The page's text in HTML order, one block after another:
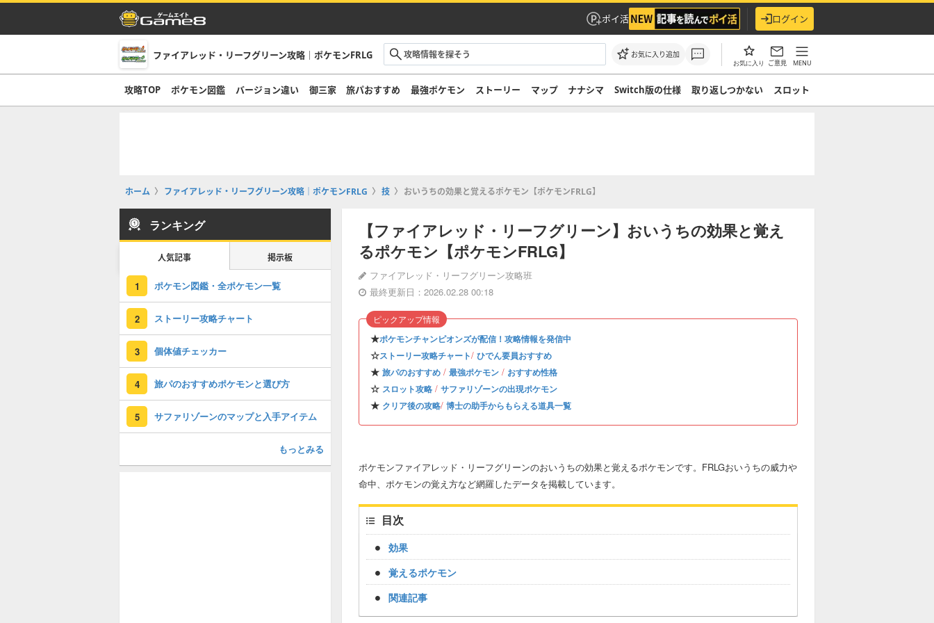
ポイ活 ログイン
ファイアレッド・リーフグリーン攻略｜ポケモンFRLG お気に入り追加
お気に入り ご意見 MENU
攻略TOP ポケモン図鑑 バージョン違い 御三家 旅パおすすめ 最強ポケモン ストーリー マップ ナナシマ Switch版の仕様 取り返しつかない スロット
ホーム ファイアレッド・リーフグリーン攻略｜ポケモンFRLG 技 おいうちの効果と覚えるポケモン【ポケモンFRLG】
【ファイアレッド・リーフグリーン】おいうちの効果と覚え
るポケモン【ポケモンFRLG】
ファイアレッド・リーフグリーン攻略班
最終更新日：2026.02.28 00:18
★ポケモンチャンピオンズが配信！攻略情報を発信中
☆ストーリー攻略チャート/ ひでん要員おすすめ
★ 旅パのおすすめ / 最強ポケモン / おすすめ性格
☆ スロット攻略 / サファリゾーンの出現ポケモン
★ クリア後の攻略/ 博士の助手からもらえる道具一覧
ピックアップ情報
ポケモンファイアレッド・リーフグリーンのおいうちの効果と覚えるポケモンです。FRLGおいうちの威力や
命中、ポケモンの覚え方など網羅したデータを掲載しています。
目次
効果
覚えるポケモン
関連記事
ランキング
人気記事 掲示板
1 ポケモン図鑑・全ポケモン一覧
2 ストーリー攻略チャート
3 個体値チェッカー
4 旅パのおすすめポケモンと選び方
5 サファリゾーンのマップと入手アイテム
もっとみる